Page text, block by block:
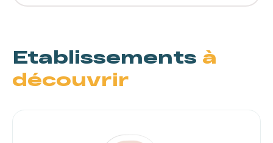
Etablissements à
découvrir